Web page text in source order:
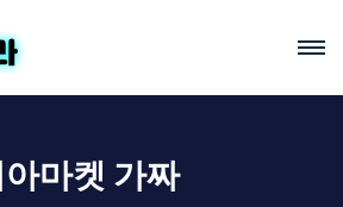
마켓 가짜